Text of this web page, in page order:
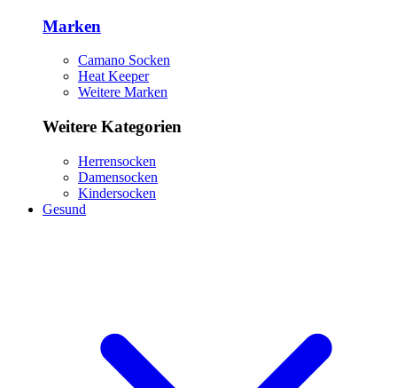
Marken
Camano Socken
Heat Keeper
Weitere Marken
Weitere Kategorien
Herrensocken
Damensocken
Kindersocken
Gesund